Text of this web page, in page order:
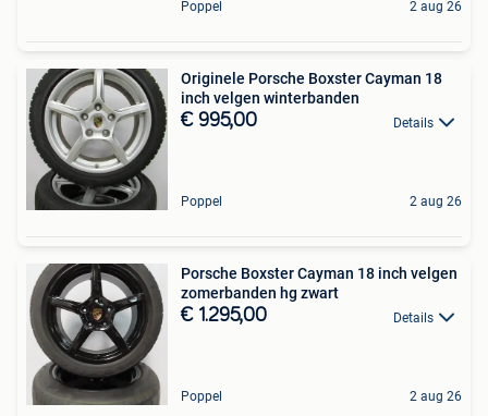
Poppel 2 aug 26
Originele Porsche Boxster Cayman 18
inch velgen winterbanden
€ 995,00 Details
Poppel 2 aug 26
Porsche Boxster Cayman 18 inch velgen
zomerbanden hg zwart
€ 1.295,00 Details
Poppel 2 aug 26